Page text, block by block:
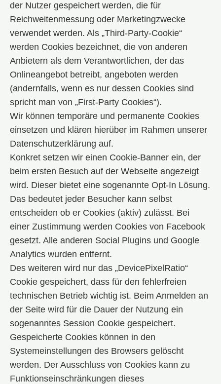
der Nutzer gespeichert werden, die für
Reichweitenmessung oder Marketingzwecke
verwendet werden. Als „Third-Party-Cookie“
werden Cookies bezeichnet, die von anderen
Anbietern als dem Verantwortlichen, der das
Onlineangebot betreibt, angeboten werden
(andernfalls, wenn es nur dessen Cookies sind
spricht man von „First-Party Cookies“).
Wir können temporäre und permanente Cookies
einsetzen und klären hierüber im Rahmen unserer
Datenschutzerklärung auf.
Konkret setzen wir einen Cookie-Banner ein, der
beim ersten Besuch auf der Webseite angezeigt
wird. Dieser bietet eine sogenannte Opt-In Lösung.
Das bedeutet jeder Besucher kann selbst
entscheiden ob er Cookies (aktiv) zulässt. Bei
einer Zustimmung werden Cookies von Facebook
gesetzt. Alle anderen Social Plugins und Google
Analytics wurden entfernt.
Des weiteren wird nur das „DevicePixelRatio“
Cookie gespeichert, dass für den fehlerfreien
technischen Betrieb wichtig ist. Beim Anmelden an
der Seite wird für die Dauer der Nutzung ein
sogenanntes Session Cookie gespeichert.
Gespeicherte Cookies können in den
Systemeinstellungen des Browsers gelöscht
werden. Der Ausschluss von Cookies kann zu
Funktionseinschränkungen dieses